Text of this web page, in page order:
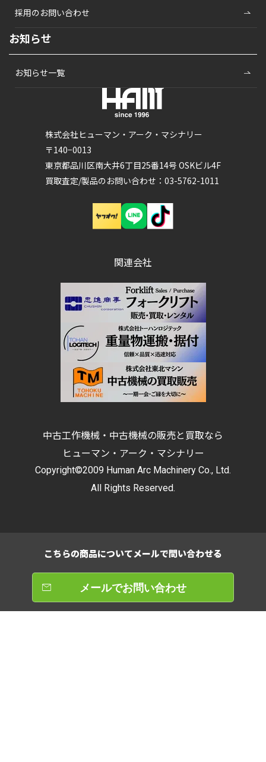
株式会社ヒューマン・アーク・マシナリー
〒140−0013
東京都品川区南大井6丁目25番14号 OSKビル4F
買取査定/製品のお問い合わせ：03-5762-1011
採用のお問い合わせ
お知らせ
お知らせ一覧
関連会社
中古工作機械・中古機械の販売と買取なら
ヒューマン・アーク・マシナリー
Copyright©2009 Human Arc Machinery Co., Ltd.
All Rights Reserved.
こちらの商品についてメールで問い合わせる
メールでお問い合わせ